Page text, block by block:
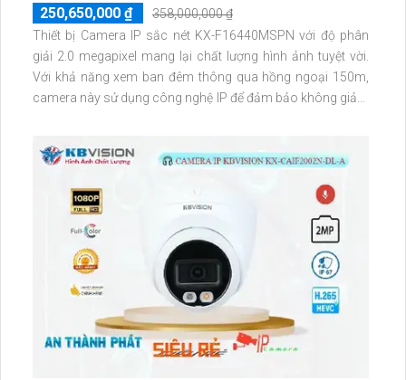
250,650,000 ₫
358,000,000 ₫
Thiết bị Camera IP sắc nét KX-F16440MSPN với độ phân
giải 2.0 megapixel mang lại chất lượng hình ảnh tuyệt vời.
Với khả năng xem ban đêm thông qua hồng ngoại 150m,
camera này sử dụng công nghệ IP để đảm bảo không giảm
với khả năng quay xoay 360 độ và zoom giám sát chi tiết